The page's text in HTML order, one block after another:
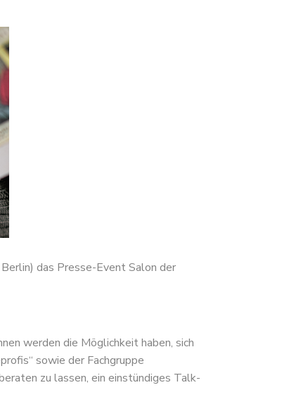
das Presse-Event Salon der
werden die Möglichkeit haben, sich
sowie der Fachgruppe
zu lassen, ein einstündiges Talk-